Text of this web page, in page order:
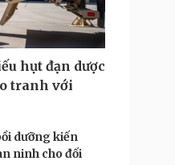
hụt đạn dược
tranh với
dưỡng kiến
ninh cho đối